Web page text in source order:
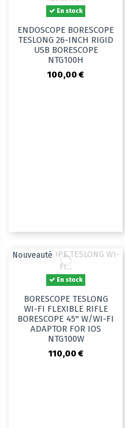
En stock
ENDOSCOPE BORESCOPE
TESLONG 26-INCH RIGID
USB BORESCOPE
NTG100H
100,00 €
Nouveauté
En stock
BORESCOPE TESLONG
WI-FI FLEXIBLE RIFLE
BORESCOPE 45" W/WI-FI
ADAPTOR FOR IOS
NTG100W
110,00 €